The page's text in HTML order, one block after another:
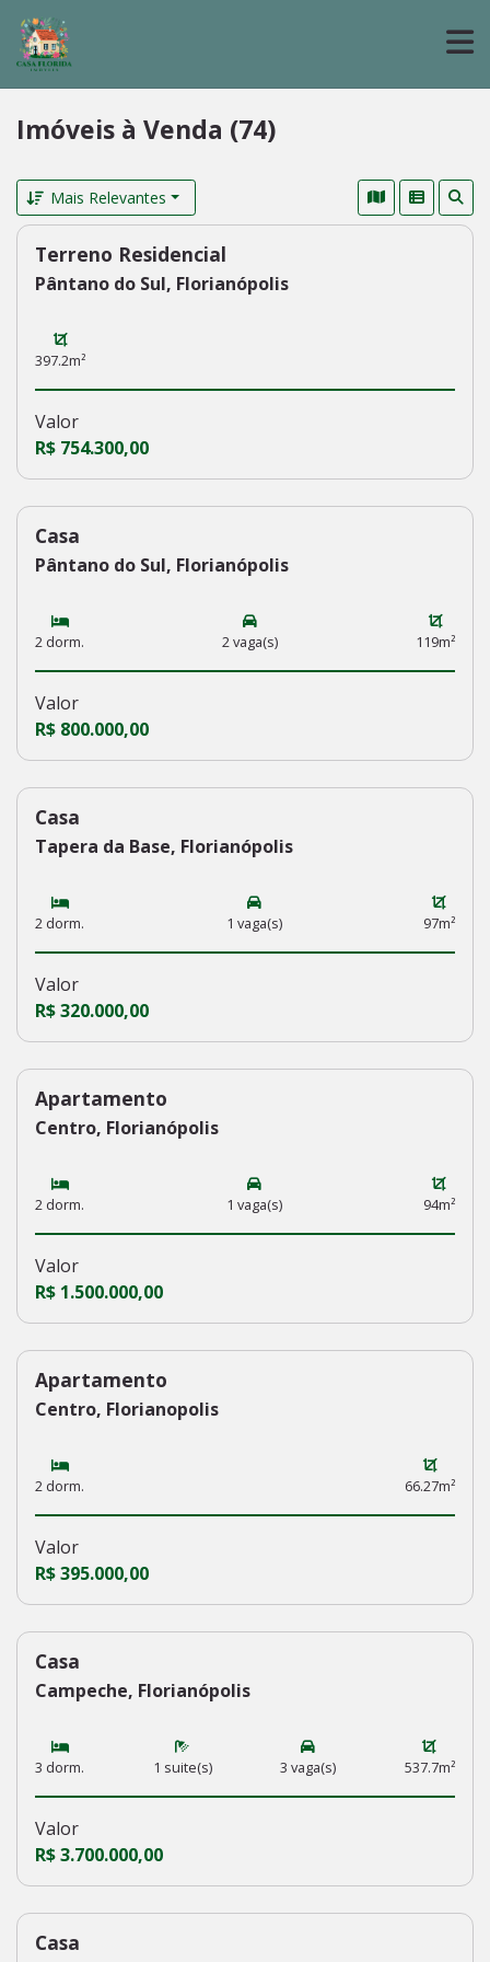
Imóveis à Venda (74)
Mais Relevantes
237
Terreno Residencial
Pântano do Sul, Florianópolis
397.2m²
Valor
R$ 754.300,00
236
Casa
Pântano do Sul, Florianópolis
2 dorm. 2 vaga(s) 119m²
Valor
R$ 800.000,00
235
Casa
Tapera da Base, Florianópolis
2 dorm. 1 vaga(s) 97m²
Valor
R$ 320.000,00
234
Apartamento
Centro, Florianópolis
2 dorm. 1 vaga(s) 94m²
Valor
R$ 1.500.000,00
233
Apartamento
Centro, Florianopolis
2 dorm. 66.27m²
Valor
R$ 395.000,00
232
Casa
Campeche, Florianópolis
3 dorm. 1 suite(s) 3 vaga(s) 537.7m²
Valor
R$ 3.700.000,00
231
Casa